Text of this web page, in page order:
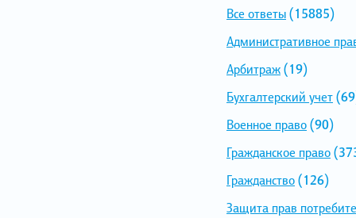
Все ответы(15885)
Административное
Арбитраж(19)
Бухгалтерский учет
Военное право(90)
Гражданское право
Гражданство(126)
Защита прав